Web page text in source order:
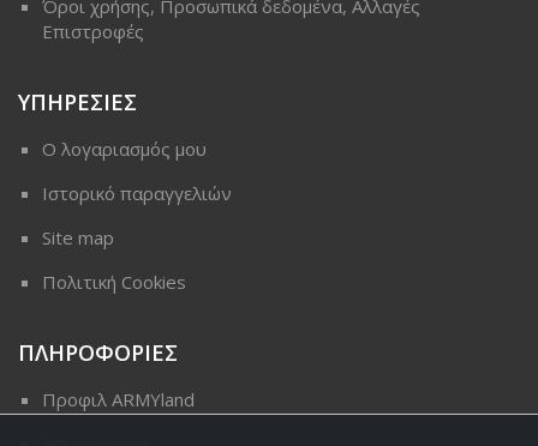
Όροι χρήσης, Προσωπικά δεδομένα, Αλλαγές
Επιστροφές
ΥΠΗΡΕΣΙΕΣ
Ο λογαριασμός μου
Ιστορικό παραγγελιών
Site map
Πολιτική Cookies
ΠΛΗΡΟΦΟΡΙΕΣ
Προφιλ ARMYland